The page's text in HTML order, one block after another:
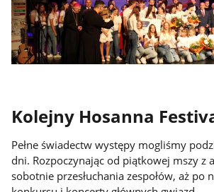
Kolejny Hosanna
Pełne świadectw występy mogliśmy
dni. Rozpoczynając od piątkowej mszy z
sobotnie przesłuchania zespołów, aż po